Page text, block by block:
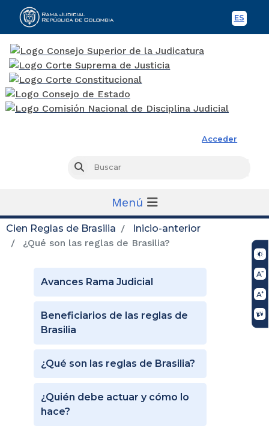
ES
Acceder
Buscar
Menú
Cien Reglas de Brasilia
Inicio-anterior
¿Qué son las reglas de Brasilia?
Avances Rama Judicial
Beneficiarios de las reglas de
Brasilia
¿Qué son las reglas de Brasilia?
¿Quién debe actuar y cómo lo
hace?